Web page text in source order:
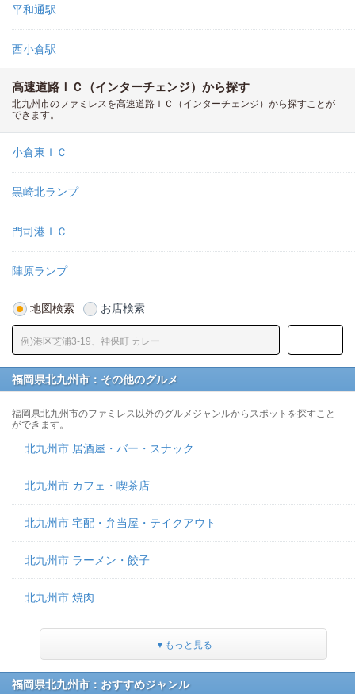
平和通駅
西小倉駅
高速道路ＩＣ（インターチェンジ）から探す
北九州市のファミレスを高速道路ＩＣ（インターチェンジ）から探すことが
できます。
小倉東ＩＣ
黒崎北ランプ
門司港ＩＣ
陣原ランプ
地図検索 お店検索
福岡県北九州市：その他のグルメ
福岡県北九州市のファミレス以外のグルメジャンルからスポットを探すこと
ができます。
北九州市 居酒屋・バー・スナック
北九州市 カフェ・喫茶店
北九州市 宅配・弁当屋・テイクアウト
北九州市 ラーメン・餃子
北九州市 焼肉
▼もっと見る
福岡県北九州市：おすすめジャンル